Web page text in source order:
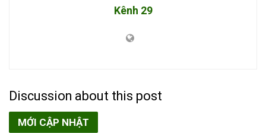
Kênh 29
Discussion about this post
MỚI CẬP NHẬT